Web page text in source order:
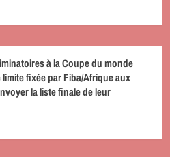
à la Coupe du monde
limite fixée par Fiba/Afrique aux
la liste finale de leur